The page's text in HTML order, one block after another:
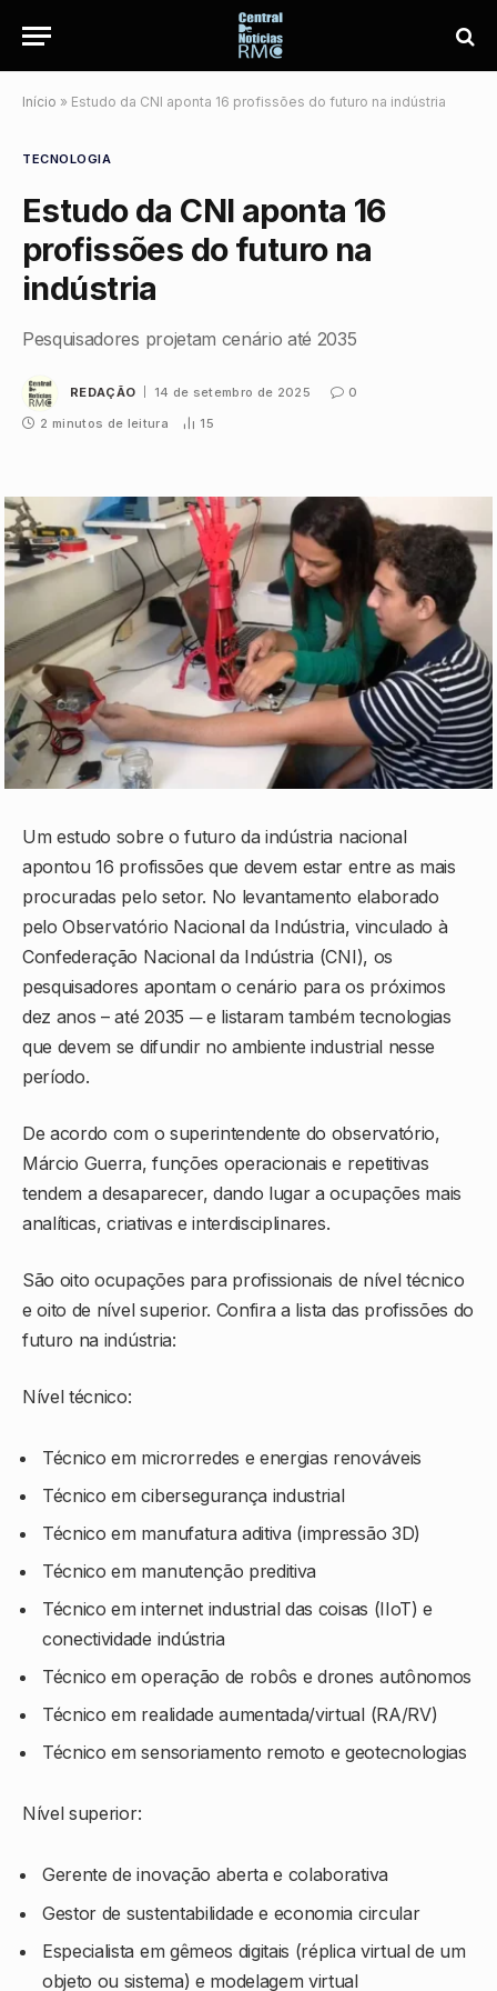
Início » Estudo da CNI aponta 16 profissões do futuro na indústria
TECNOLOGIA
Estudo da CNI aponta 16
profissões do futuro na
indústria
Pesquisadores projetam cenário até 2035
REDAÇÃO 14 de setembro de 2025
0
2 minutos de leitura
15
Um estudo sobre o futuro da indústria nacional
apontou 16 profissões que devem estar entre as mais
procuradas pelo setor. No levantamento elaborado
pelo Observatório Nacional da Indústria, vinculado à
Confederação Nacional da Indústria (CNI), os
pesquisadores apontam o cenário para os próximos
dez anos – até 2035 ─ e listaram também tecnologias
que devem se difundir no ambiente industrial nesse
período.
De acordo com o superintendente do observatório,
Márcio Guerra, funções operacionais e repetitivas
tendem a desaparecer, dando lugar a ocupações mais
analíticas, criativas e interdisciplinares.
São oito ocupações para profissionais de nível técnico
e oito de nível superior. Confira a lista das profissões do
futuro na indústria:
Nível técnico:
Técnico em microrredes e energias renováveis
Técnico em cibersegurança industrial
Técnico em manufatura aditiva (impressão 3D)
Técnico em manutenção preditiva
Técnico em internet industrial das coisas (IIoT) e
conectividade indústria
Técnico em operação de robôs e drones autônomos
Técnico em realidade aumentada/virtual (RA/RV)
Técnico em sensoriamento remoto e geotecnologias
Nível superior:
Gerente de inovação aberta e colaborativa
Gestor de sustentabilidade e economia circular
Especialista em gêmeos digitais (réplica virtual de um
objeto ou sistema) e modelagem virtual